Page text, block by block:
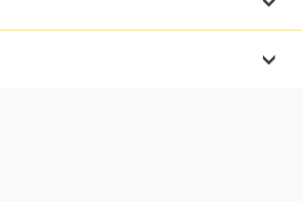
/y11_00417